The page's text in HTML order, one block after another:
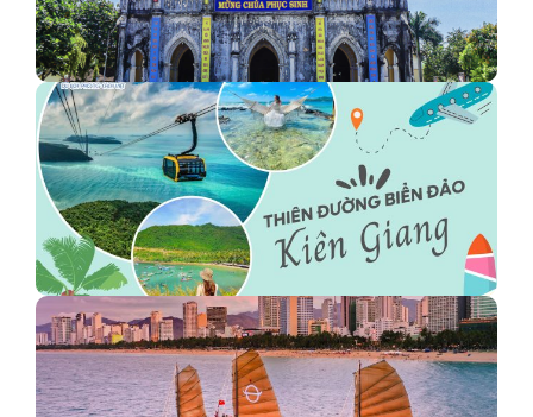
Check in nhà thờ Mằng Lăng - Điểm đến không thể…
Khám phá thiên đường biển đảo Kiên Giang